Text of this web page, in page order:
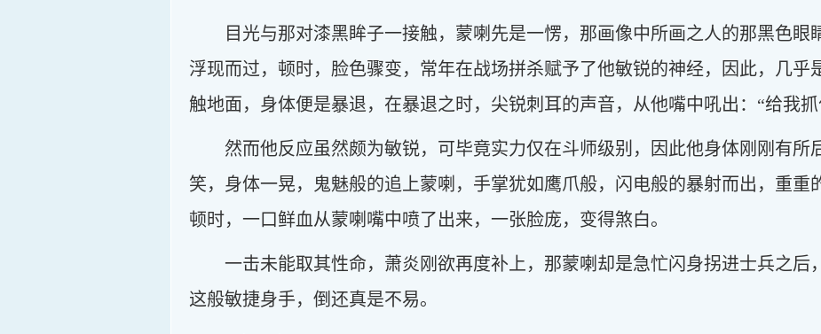
目光与那对漆黑眸子一接触，蒙喇先是一愣，那画像中所画之人的那黑色眼
浮现而过，顿时，脸色骤变，常年在战场拼杀赋予了他敏锐的神经，因此，几乎
触地面，身体便是暴退，在暴退之时，尖锐刺耳的声音，从他嘴中吼出：“给我
然而他反应虽然颇为敏锐，可毕竟实力仅在斗师级别，因此他身体刚刚有所
笑，身体一晃，鬼魅般的追上蒙喇，手掌犹如鹰爪般，闪电般的暴射而出，重重
顿时，一口鲜血从蒙喇嘴中喷了出来，一张脸庞，变得煞白。
一击未能取其性命，萧炎刚欲再度补上，那蒙喇却是急忙闪身拐进士兵之后
这般敏捷身手，倒还真是不易。